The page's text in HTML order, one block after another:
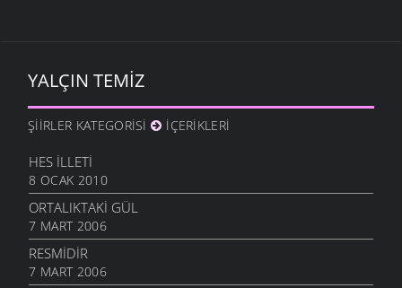
YALÇIN TEMIZ
ŞIIRLER KATEGORISI İÇERIKLERI
HES İLLETI
8 OCAK 2010
ORTALIKTAKI GÜL
7 MART 2006
RESMIDIR
7 MART 2006